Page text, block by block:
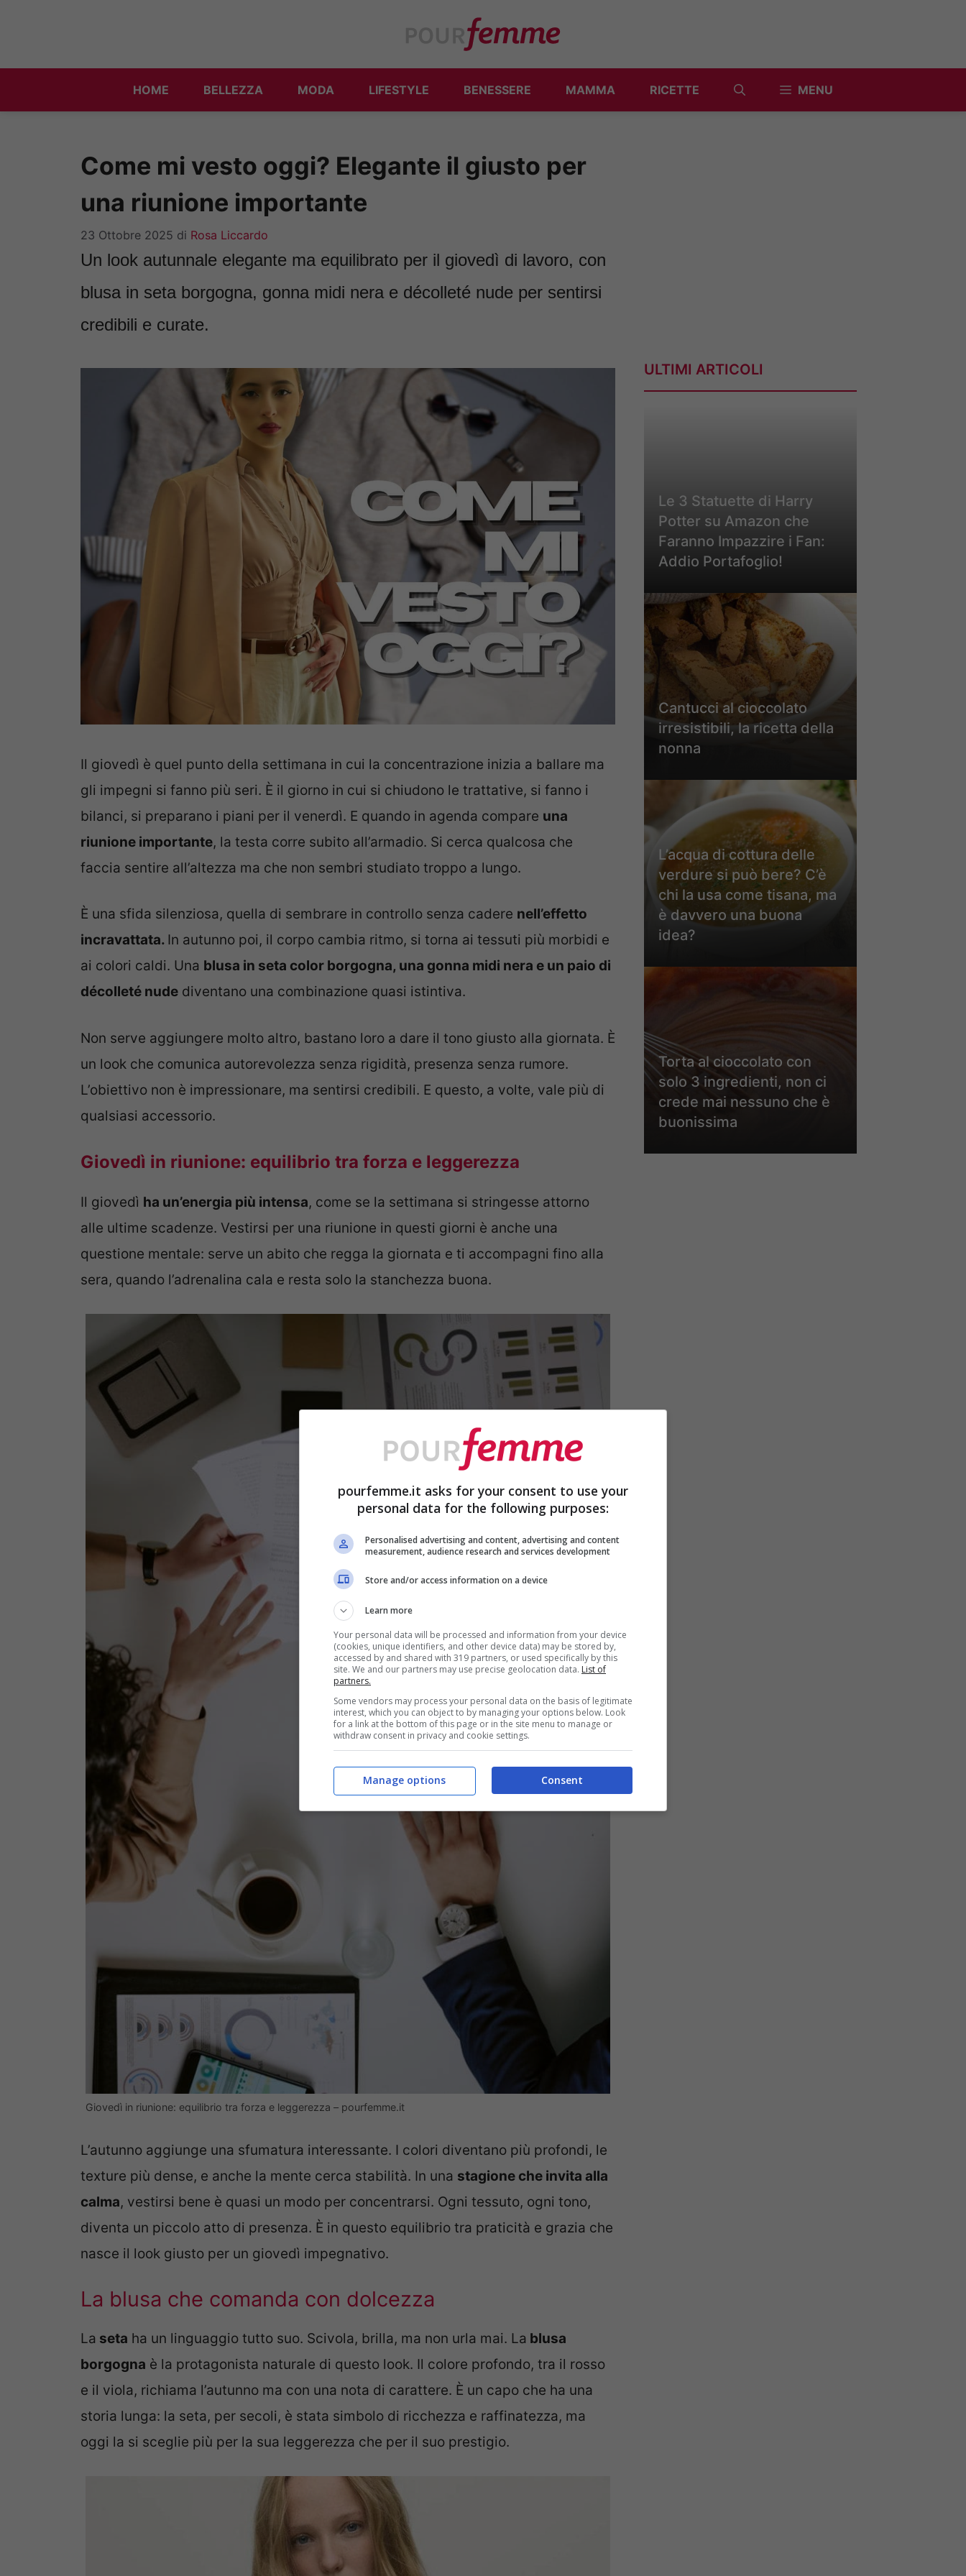
HOME BELLEZZA MODA LIFESTYLE BENESSERE MAMMA RICETTE MENU
Come mi vesto oggi? Elegante il giusto per
una riunione importante
23 Ottobre 2025 di Rosa Liccardo
Un look autunnale elegante ma equilibrato per il giovedì di lavoro, con
blusa in seta borgogna, gonna midi nera e décolleté nude per sentirsi
credibili e curate.
Il giovedì è quel punto della settimana in cui la concentrazione inizia a ballare ma
gli impegni si fanno più seri. È il giorno in cui si chiudono le trattative, si fanno i
bilanci, si preparano i piani per il venerdì. E quando in agenda compare una
riunione importante, la testa corre subito all’armadio. Si cerca qualcosa che
faccia sentire all’altezza ma che non sembri studiato troppo a lungo.
È una sfida silenziosa, quella di sembrare in controllo senza cadere nell’effetto
incravattata. In autunno poi, il corpo cambia ritmo, si torna ai tessuti più morbidi e
ai colori caldi. Una blusa in seta color borgogna, una gonna midi nera e un paio di
décolleté nude diventano una combinazione quasi istintiva.
Non serve aggiungere molto altro, bastano loro a dare il tono giusto alla giornata. È
un look che comunica autorevolezza senza rigidità, presenza senza rumore.
L’obiettivo non è impressionare, ma sentirsi credibili. E questo, a volte, vale più di
qualsiasi accessorio.
Giovedì in riunione: equilibrio tra forza e leggerezza
Il giovedì ha un’energia più intensa, come se la settimana si stringesse attorno
alle ultime scadenze. Vestirsi per una riunione in questi giorni è anche una
questione mentale: serve un abito che regga la giornata e ti accompagni fino alla
sera, quando l’adrenalina cala e resta solo la stanchezza buona.
Giovedì in riunione: equilibrio tra forza e leggerezza – pourfemme.it
L’autunno aggiunge una sfumatura interessante. I colori diventano più profondi, le
texture più dense, e anche la mente cerca stabilità. In una stagione che invita alla
calma, vestirsi bene è quasi un modo per concentrarsi. Ogni tessuto, ogni tono,
diventa un piccolo atto di presenza. È in questo equilibrio tra praticità e grazia che
nasce il look giusto per un giovedì impegnativo.
La blusa che comanda con dolcezza
La seta ha un linguaggio tutto suo. Scivola, brilla, ma non urla mai. La blusa
borgogna è la protagonista naturale di questo look. Il colore profondo, tra il rosso
e il viola, richiama l’autunno ma con una nota di carattere. È un capo che ha una
storia lunga: la seta, per secoli, è stata simbolo di ricchezza e raffinatezza, ma
oggi la si sceglie più per la sua leggerezza che per il suo prestigio.
ULTIMI ARTICOLI
Le 3 Statuette di Harry
Potter su Amazon che
Faranno Impazzire i Fan:
Addio Portafoglio!
Cantucci al cioccolato
irresistibili, la ricetta della
nonna
L’acqua di cottura delle
verdure si può bere? C’è
chi la usa come tisana, ma
è davvero una buona
idea?
Torta al cioccolato con
solo 3 ingredienti, non ci
crede mai nessuno che è
buonissima
pourfemme.it asks for your consent to use your
personal data for the following purposes:
Personalised advertising and content, advertising and content
measurement, audience research and services development
Store and/or access information on a device
Learn more
Your personal data will be processed and information from your device
(cookies, unique identifiers, and other device data) may be stored by,
accessed by and shared with 319 partners, or used specifically by this
site. We and our partners may use precise geolocation data. List of
partners.
Some vendors may process your personal data on the basis of legitimate
interest, which you can object to by managing your options below. Look
for a link at the bottom of this page or in the site menu to manage or
withdraw consent in privacy and cookie settings.
Consent
Manage options